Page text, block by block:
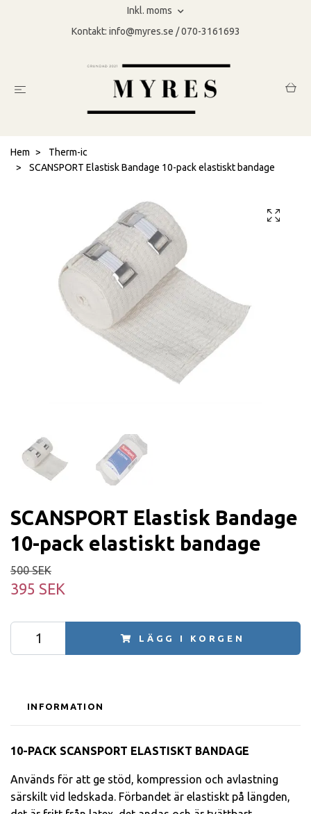
Inkl. moms
Kontakt: info@myres.se / 070-3161693
Hem
Therm-ic
SCANSPORT Elastisk Bandage 10-pack elastiskt bandage
SCANSPORT Elastisk Bandage
10-pack elastiskt bandage
500 SEK
395 SEK
LÄGG I KORGEN
INFORMATION
10-PACK SCANSPORT ELASTISKT BANDAGE
Används för att ge stöd, kompression och avlastning
särskilt vid ledskada. Förbandet är elastiskt på längden,